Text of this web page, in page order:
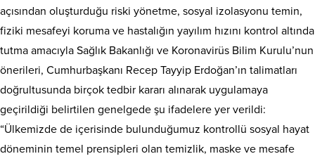
açısından oluşturduğu riski yönetme, sosyal izolasyonu temin,
fiziki mesafeyi koruma ve hastalığın yayılım hızını kontrol altında
tutma amacıyla Sağlık Bakanlığı ve Koronavirüs Bilim Kurulu’nun
önerileri, Cumhurbaşkanı Recep Tayyip Erdoğan’ın talimatları
doğrultusunda birçok tedbir kararı alınarak uygulamaya
geçirildiği belirtilen genelgede şu ifadelere yer verildi:
“Ülkemizde de içerisinde bulunduğumuz kontrollü sosyal hayat
döneminin temel prensipleri olan temizlik, maske ve mesafe